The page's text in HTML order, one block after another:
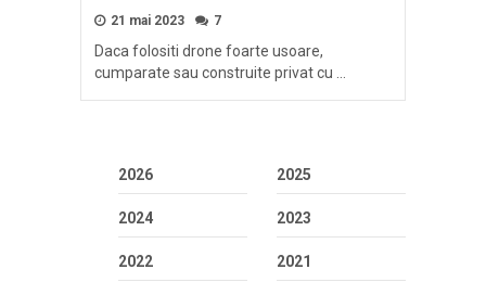
21 mai 2023 7
Daca folositi drone foarte usoare,
cumparate sau construite privat cu …
2026 2025
2024 2023
2022 2021